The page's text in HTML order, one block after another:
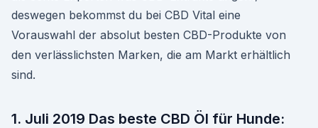
deswegen bekommst du bei CBD Vital eine
Vorauswahl der absolut besten CBD-Produkte von
den verlässlichsten Marken, die am Markt erhältlich
sind.
1. Juli 2019 Das beste CBD Öl für Hunde: